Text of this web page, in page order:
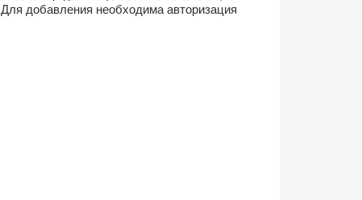
Для добавления необходима авторизация